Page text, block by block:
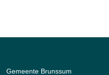
Gemeente Brunssum